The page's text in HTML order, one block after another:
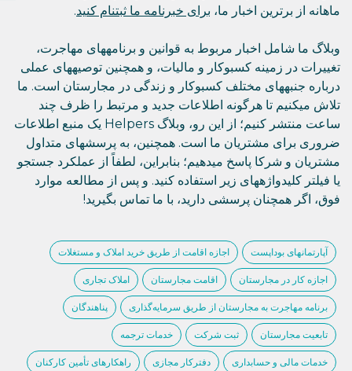
ماهانه از برترین اخبار ما، برای خبرنامه ما ثبتنام کنید.
وبلاگ ما شامل اخبار مربوط به قوانین و برنامههای مهاجرت،
تغییرات در زمینه کسبوکار و مالیات، و همچنین توصیههای عملی
درباره جنبههای مختلف کسبوکار و زندگی در مجارستان است. ما
تلاش میکنیم تا هرگونه اطلاعات جدید و مرتبط را ظرف چند
ساعت منتشر کنیم؛ از این رو، وبلاگ Helpers یک منبع اطلاعات
ضروری برای مشتریان ما است. همچنین، به پرسشهای متداول
مشتریان و شرکا پاسخ میدهیم؛ بنابراین، لطفاً از عملکرد جستجو
یا فیلتر کلیدواژههای زیر استفاده کنید. و پس از مطالعه موارد
فوق، اگر همچنان پرسشی دارید، با ما تماس بگیرید!
آپارتمانهای بوداپست اجازه اقامت از طریق خرید املاک و مستغلات
اجازه کار در مجارستان اقامت مجارستان املاک تجاری
برنامه مهاجرت به مجارستان از طریق سرمایه‌گذاری پناهندگان
تابعیت مجارستان ثبت شرکت خدمات ترجمه
خدمات مالی و حسابداری دفترکار مجازی راهکارهای تأمین کارکنان